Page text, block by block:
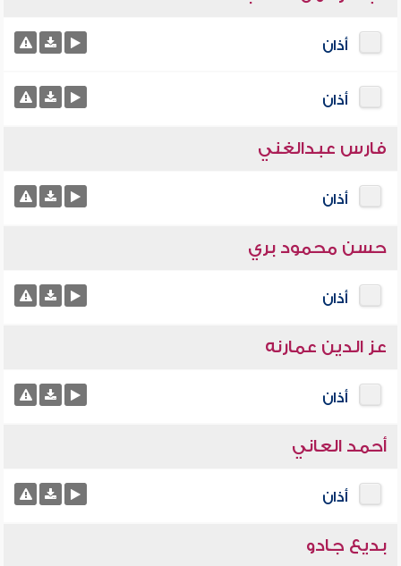
أذان
أذان
فارس عبدالغني
أذان
حسن محمود بري
أذان
عز الدين عمارنه
أذان
أحمد العاني
أذان
بديع جادو